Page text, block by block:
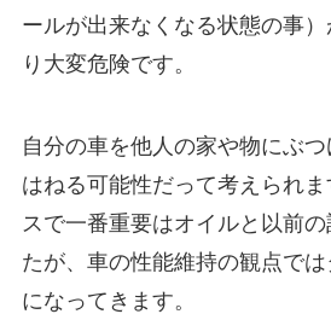
ールが出来なくなる状態の事
り大変危険です。
自分の車を他人の家や物にぶ
はねる可能性だって考えられ
スで一番重要はオイルと以前
たが、 車の性能維持の観点で
になってきます。